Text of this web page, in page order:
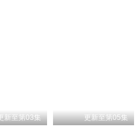
新至第03集 更新至第05集